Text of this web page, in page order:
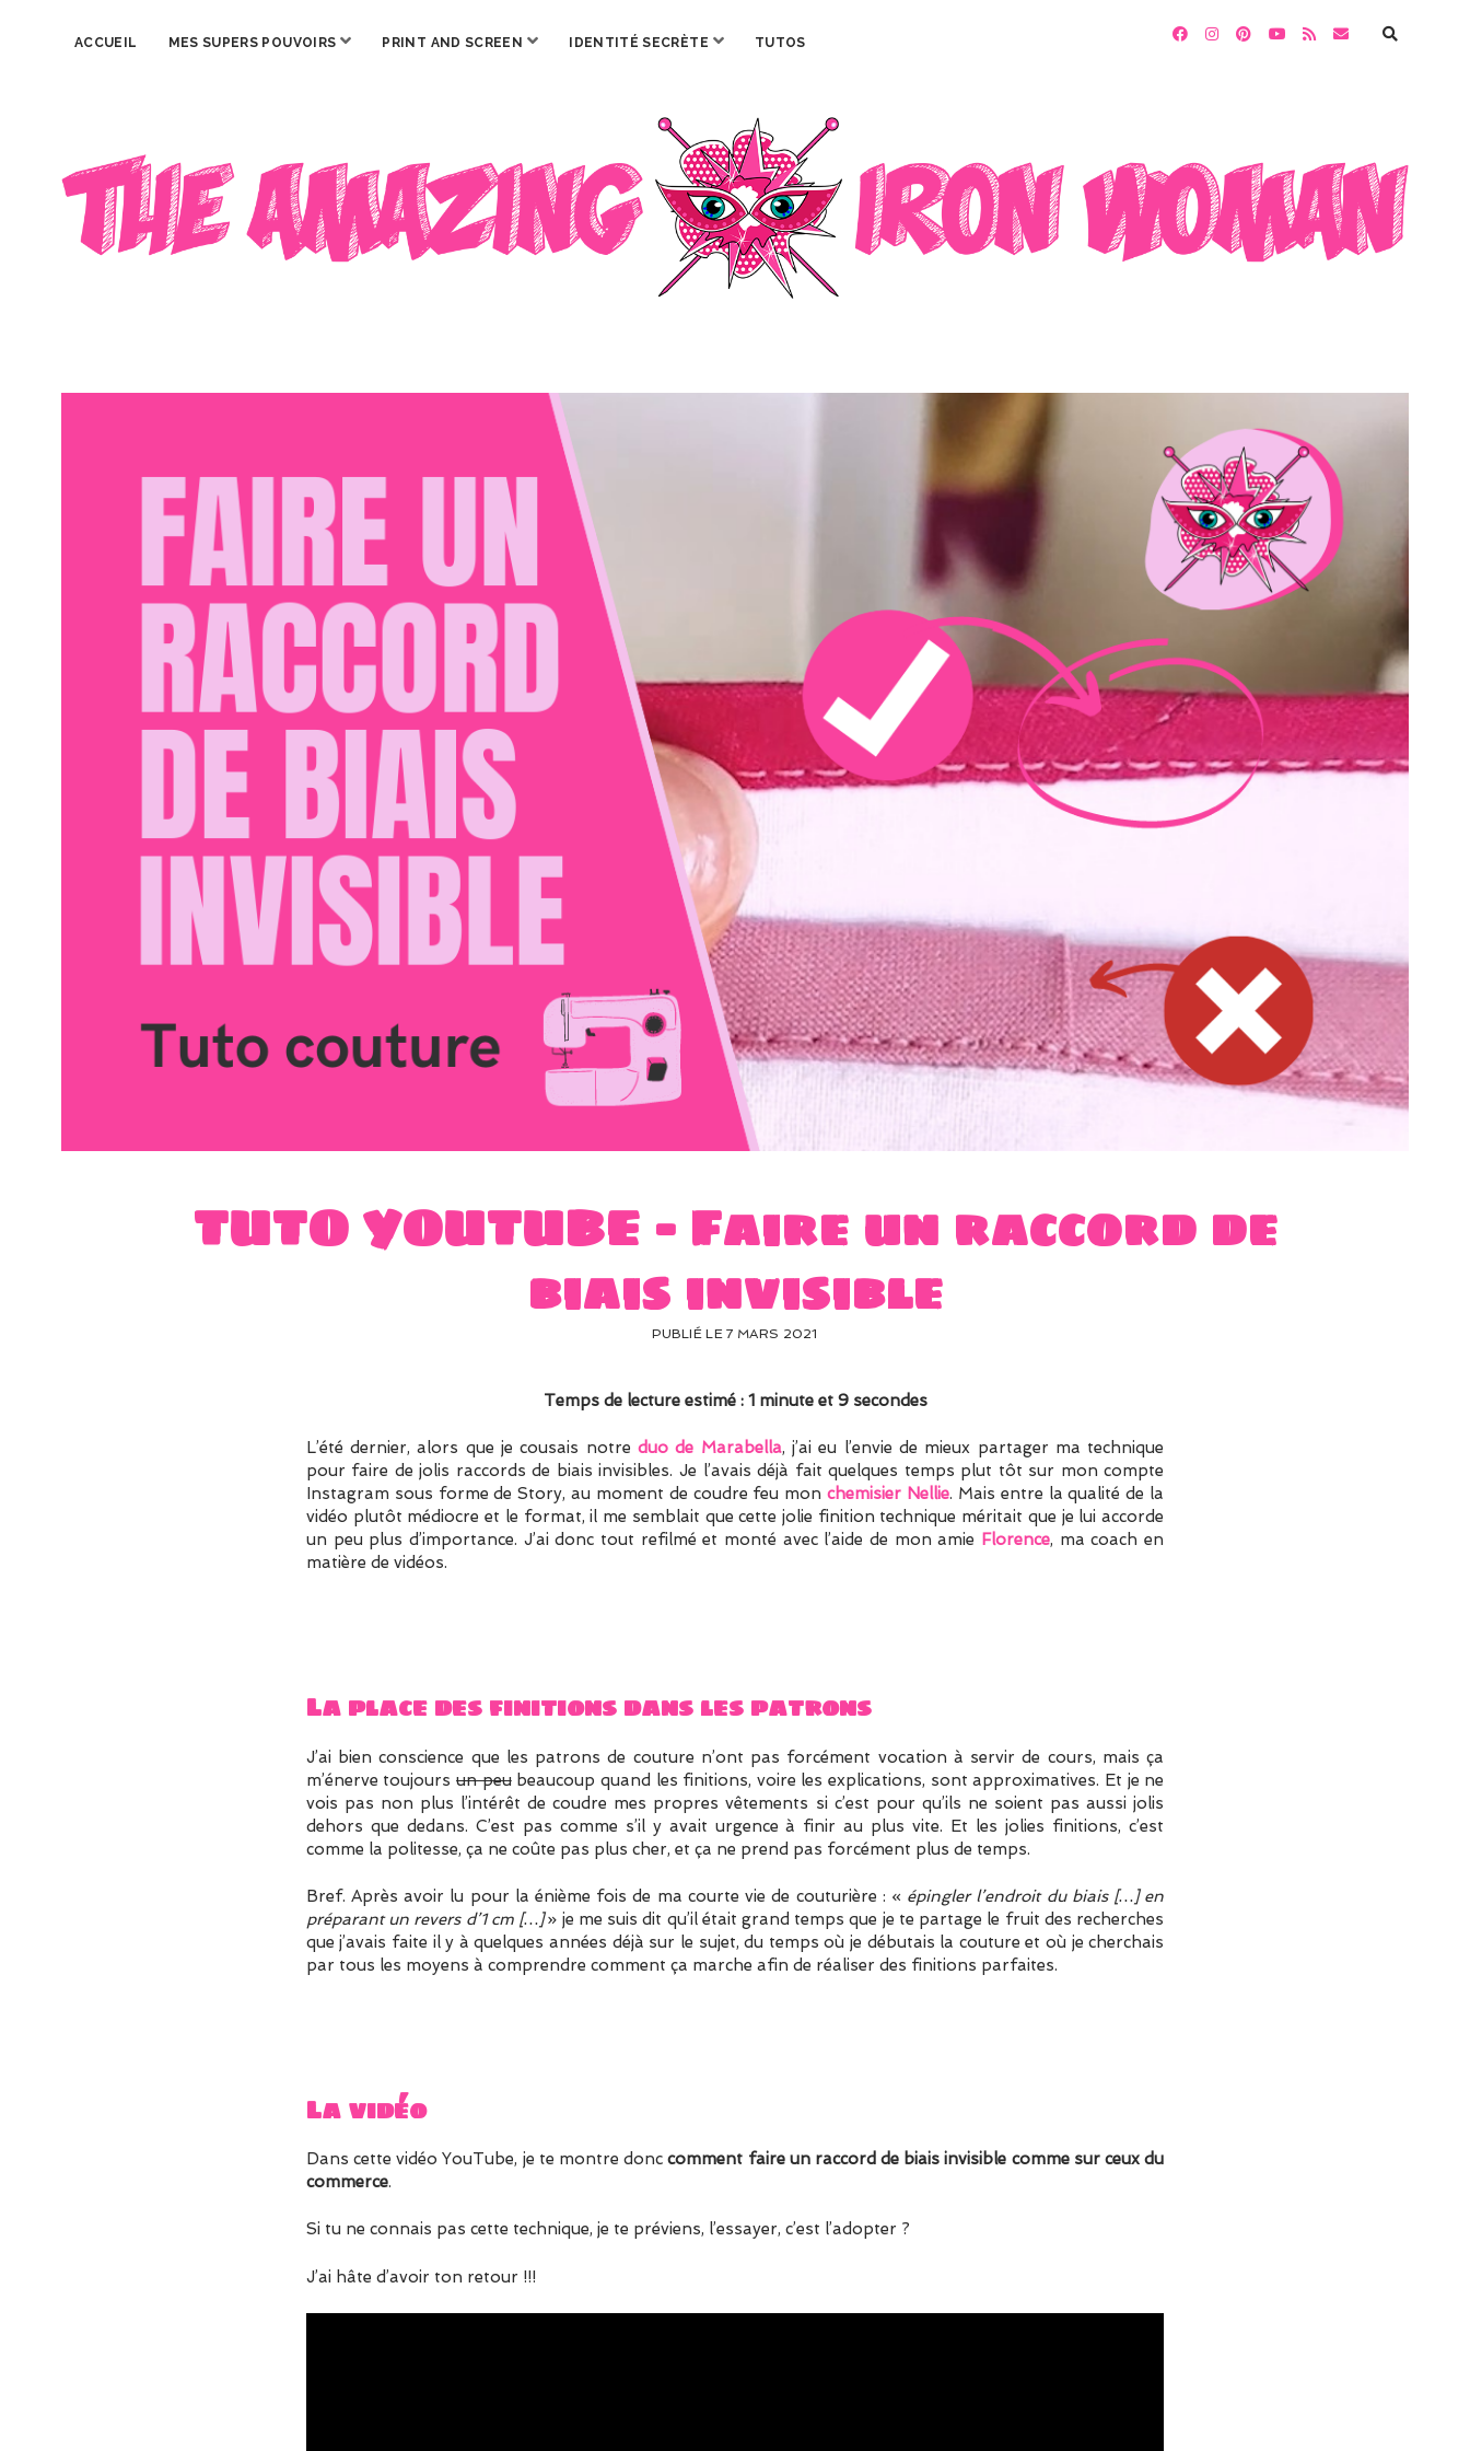
ACCUEIL MES SUPERS POUVOIRS ouvrirPRINT AND SCREEN ouvrir IDENTITÉ SECRÈTE ouvrir
TUTOS
facebookinstagram
pinterestyoutube
rss email
The
Amazing
Woman
TUTO YOUTUBE – Faire un raccord de
biais invisible
PUBLIÉ LE 7 MARS 2021
Temps de lecture estimé : 1 minute et 9 secondes
L’été dernier, alors que je cousais notreduo de Marabella, j’ai eu l’envie de mieux partager ma technique
pour faire de jolis raccords de biais invisibles. Je l’avais déjà fait quelques temps plut tôt sur mon compte
Instagram sous forme de Story, au moment de coudre feu monchemisier Nellie. Mais entre la qualité de la
vidéo plutôt médiocre et le format, il me semblait que cette jolie finition technique méritait que je lui accorde
un peu plus d’importance. J’ai donc tout refilmé et monté avec l’aide de mon amie Florence, ma coach en
matière de vidéos.
La place des finitions dans les patrons
J’ai bien conscience que les patrons de couture n’ont pas forcément vocation à servir de cours, mais ça
m’énerve toujoursun peubeaucoup quand les finitions, voire les explications, sont approximatives. Et je ne
vois pas non plus l’intérêt de coudre mes propres vêtements si c’est pour qu’ils ne soient pas aussi jolis
dehors que dedans. C’est pas comme s’il y avait urgence à finir au plus vite. Et les jolies finitions, c’est
comme la politesse, ça ne coûte pas plus cher, et ça ne prend pas forcément plus de temps.
Bref. Après avoir lu pour la énième fois de ma courte vie de couturière : « épingler l’endroit du biais […] en
préparant un revers d’1 cm […]» je me suis dit qu’il était grand temps que je te partage le fruit des recherches
que j’avais faite il y à quelques années déjà sur le sujet, du temps où je débutais la couture et où je cherchais
par tous les moyens à comprendre comment ça marche afin de réaliser des finitions parfaites.
La vidéo
Dans cette vidéo YouTube, je te montre donccomment faire un raccord de biais invisible comme sur ceux du
commerce.
Si tu ne connais pas cette technique, je te préviens, l’essayer, c’est l’adopter ?
J’ai hâte d’avoir ton retour !!!